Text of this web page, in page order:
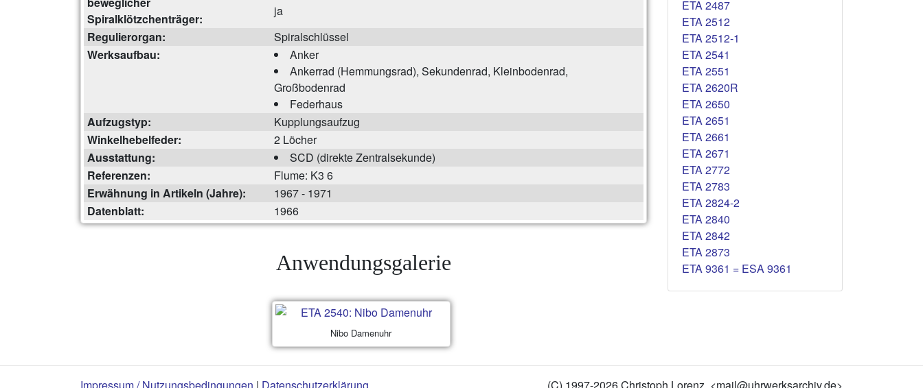
Spiralklötzchenträger:
ja
Regulierorgan:
Spiralschlüssel
Werksaufbau:
Anker
Ankerrad (Hemmungsrad), Sekundenrad, Kleinbodenrad,
Großbodenrad
Federhaus
Aufzugstyp:
Kupplungsaufzug
Winkelhebelfeder:
2 Löcher
Ausstattung:
SCD (direkte Zentralsekunde)
Referenzen:
Flume: K3 6
Erwähnung in Artikeln (Jahre):
1967 - 1971
Datenblatt:
1966
Anwendungsgalerie
Nibo Damenuhr
ETA 2487
ETA 2512
ETA 2512-1
ETA 2541
ETA 2551
ETA 2620R
ETA 2650
ETA 2651
ETA 2661
ETA 2671
ETA 2772
ETA 2783
ETA 2824-2
ETA 2840
ETA 2842
ETA 2873
ETA 9361 = ESA 9361
Impressum / Nutzungsbedingungen | Datenschutzerklärung (C) 1997-2026 Christoph Lorenz, <mail@uhrwerksarchiv.de>